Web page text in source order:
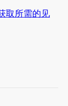
取所需的见